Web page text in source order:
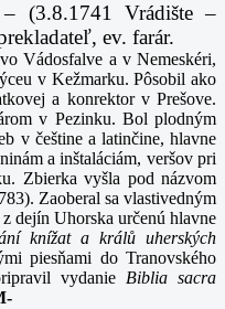
(3.8.1741 Vrádište –
ev. farár.
Vádosfalve a v Nemeskéri,
v Kežmarku. Pôsobil ako
a konrektor v Prešove.
v Pezinku. Bol plodným
v češtine a latinčine, hlavne
a inštaláciám, veršov pri
Zbierka vyšla pod názvom
Zaoberal sa vlastivedným
dejín Uhorska určenú hlavne
knížat a králů uherských
piesňami do Tranovského
vydanie Biblia sacra